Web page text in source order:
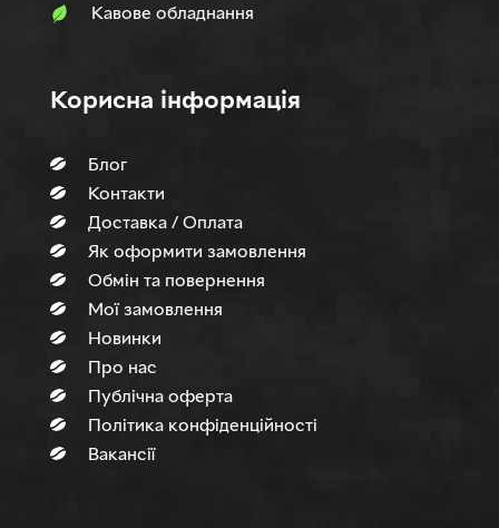
Кавове обладнання
Корисна інформація
Блог
Контакти
Доставка / Оплата
Як оформити замовлення
Обмін та повернення
Мої замовлення
Новинки
Про нас
Публічна оферта
Політика конфіденційності
Вакансії